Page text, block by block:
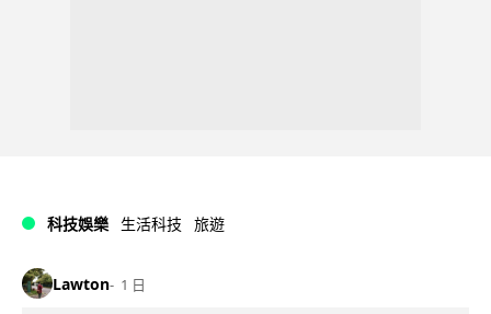
科技娛樂 生活科技 旅遊
Lawton 1 日